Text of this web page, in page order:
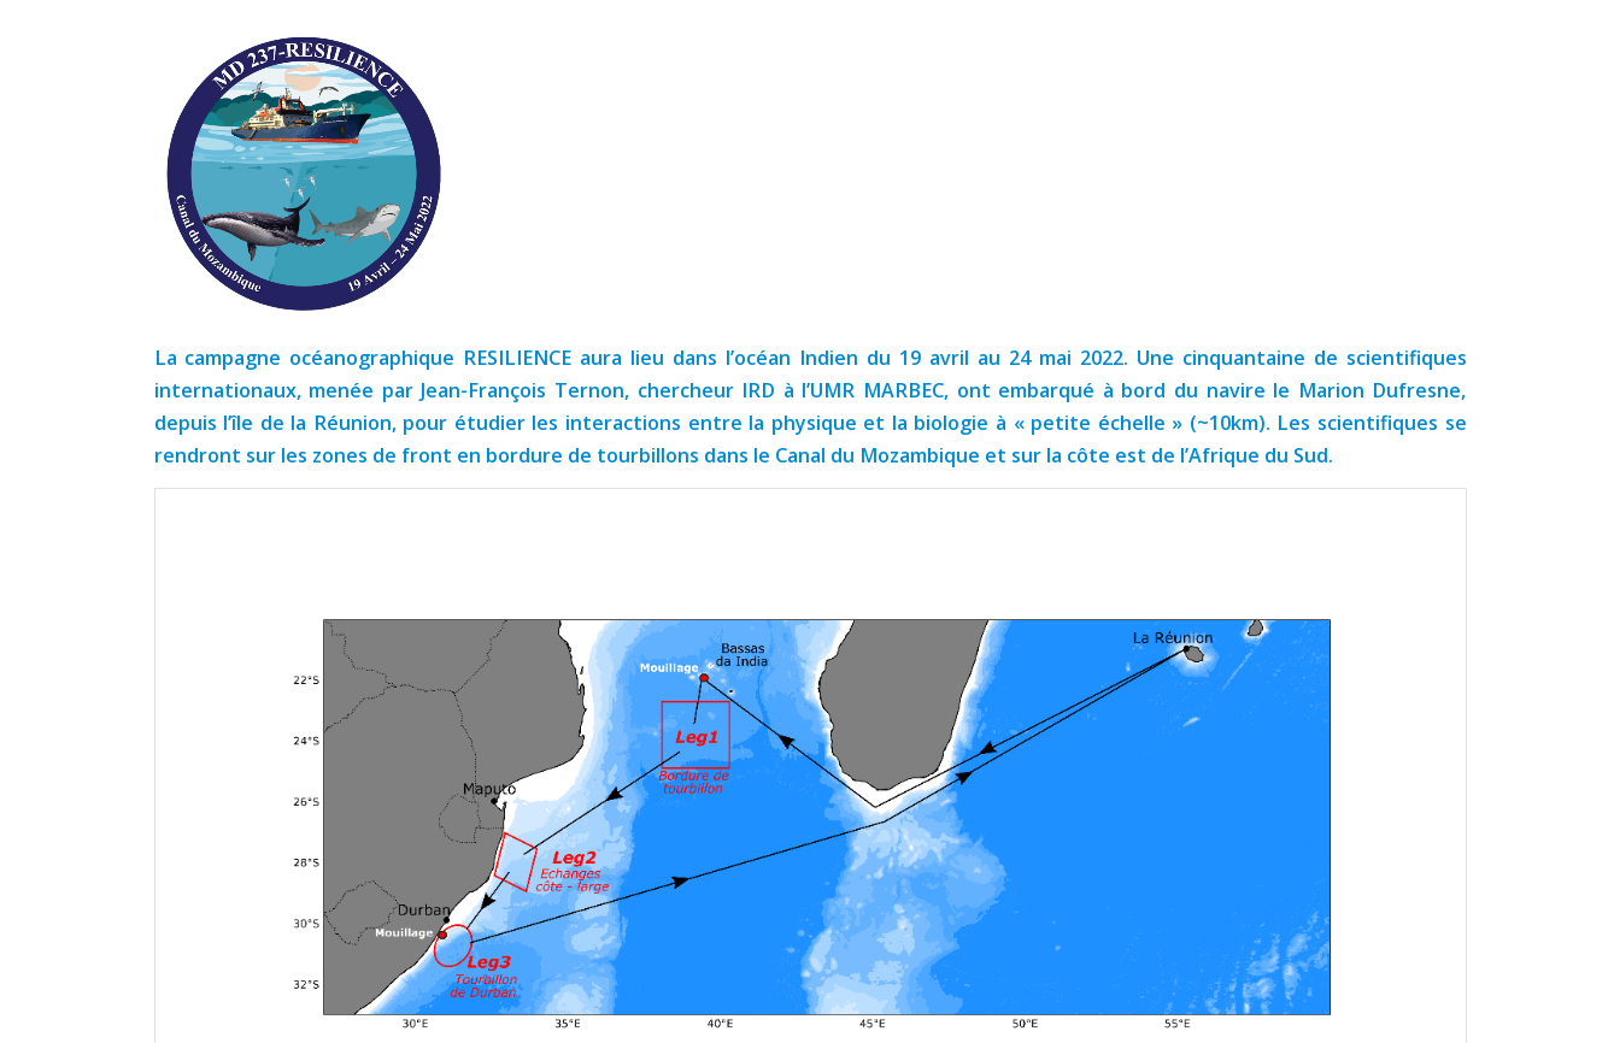
La campagne océanographique RESILIENCE aura lieu dans l’océan Indien du 19 avril au 24 mai 2022. Une cinquantaine de scientifiques
internationaux, menée par Jean-François Ternon, chercheur IRD à l’UMR MARBEC, ont embarqué à bord du navire le Marion Dufresne,
depuis l’île de la Réunion, pour étudier les interactions entre la physique et la biologie à « petite échelle » (~10km). Les scientifiques se
rendront sur les zones de front en bordure de tourbillons dans le Canal du Mozambique et sur la côte est de l’Afrique du Sud.